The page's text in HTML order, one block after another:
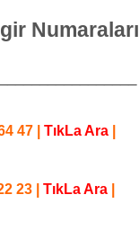
Numaraları
47 TıkLa Ara
23| TıkLa Ara